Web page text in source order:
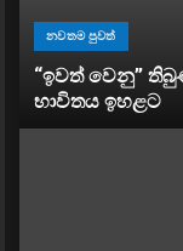
නවතම පුවත්
“ඉවත් වෙනු”
භාවිතය ඉහළට